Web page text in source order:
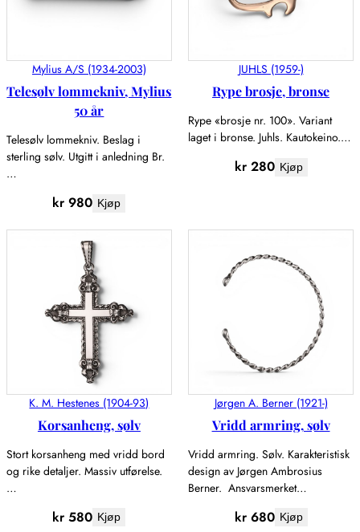
Mylius A/S (1934-2003)
Telesølv lommekniv, Mylius
50 år
Telesølv lommekniv. Beslag i
sterling sølv. Utgitt i anledning Br.
…
kr 980 Kjøp
JUHLS (1959-)
Rype brosje, bronse
Rype «brosje nr. 100». Variant
laget i bronse. Juhls. Kautokeino.…
kr280 Kjøp
K. M. Hestenes (1904-93)
Korsanheng, sølv
Stort korsanheng med vridd bord
og rike detaljer. Massiv utførelse.
…
kr 580 Kjøp
Jørgen A. Berner (1921-)
Vridd armring, sølv
Vridd armring. Sølv. Karakteristisk
design av Jørgen Ambrosius
Berner. Ansvarsmerket…
kr680 Kjøp